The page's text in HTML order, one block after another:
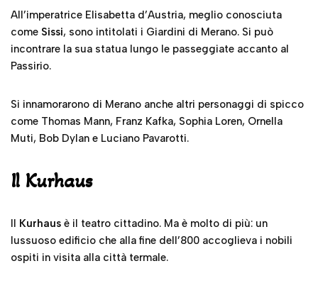
All’imperatrice Elisabetta d’Austria, meglio conosciuta
come Sissi, sono intitolati i Giardini di Merano. Si può
incontrare la sua statua lungo le passeggiate accanto al
Passirio.
Si innamorarono di Merano anche altri personaggi di spicco
come Thomas Mann, Franz Kafka, Sophia Loren, Ornella
Muti, Bob Dylan e Luciano Pavarotti.
Il Kurhaus
Il Kurhaus è il teatro cittadino. Ma è molto di più: un
lussuoso edificio che alla fine dell’800 accoglieva i nobili
ospiti in visita alla città termale.